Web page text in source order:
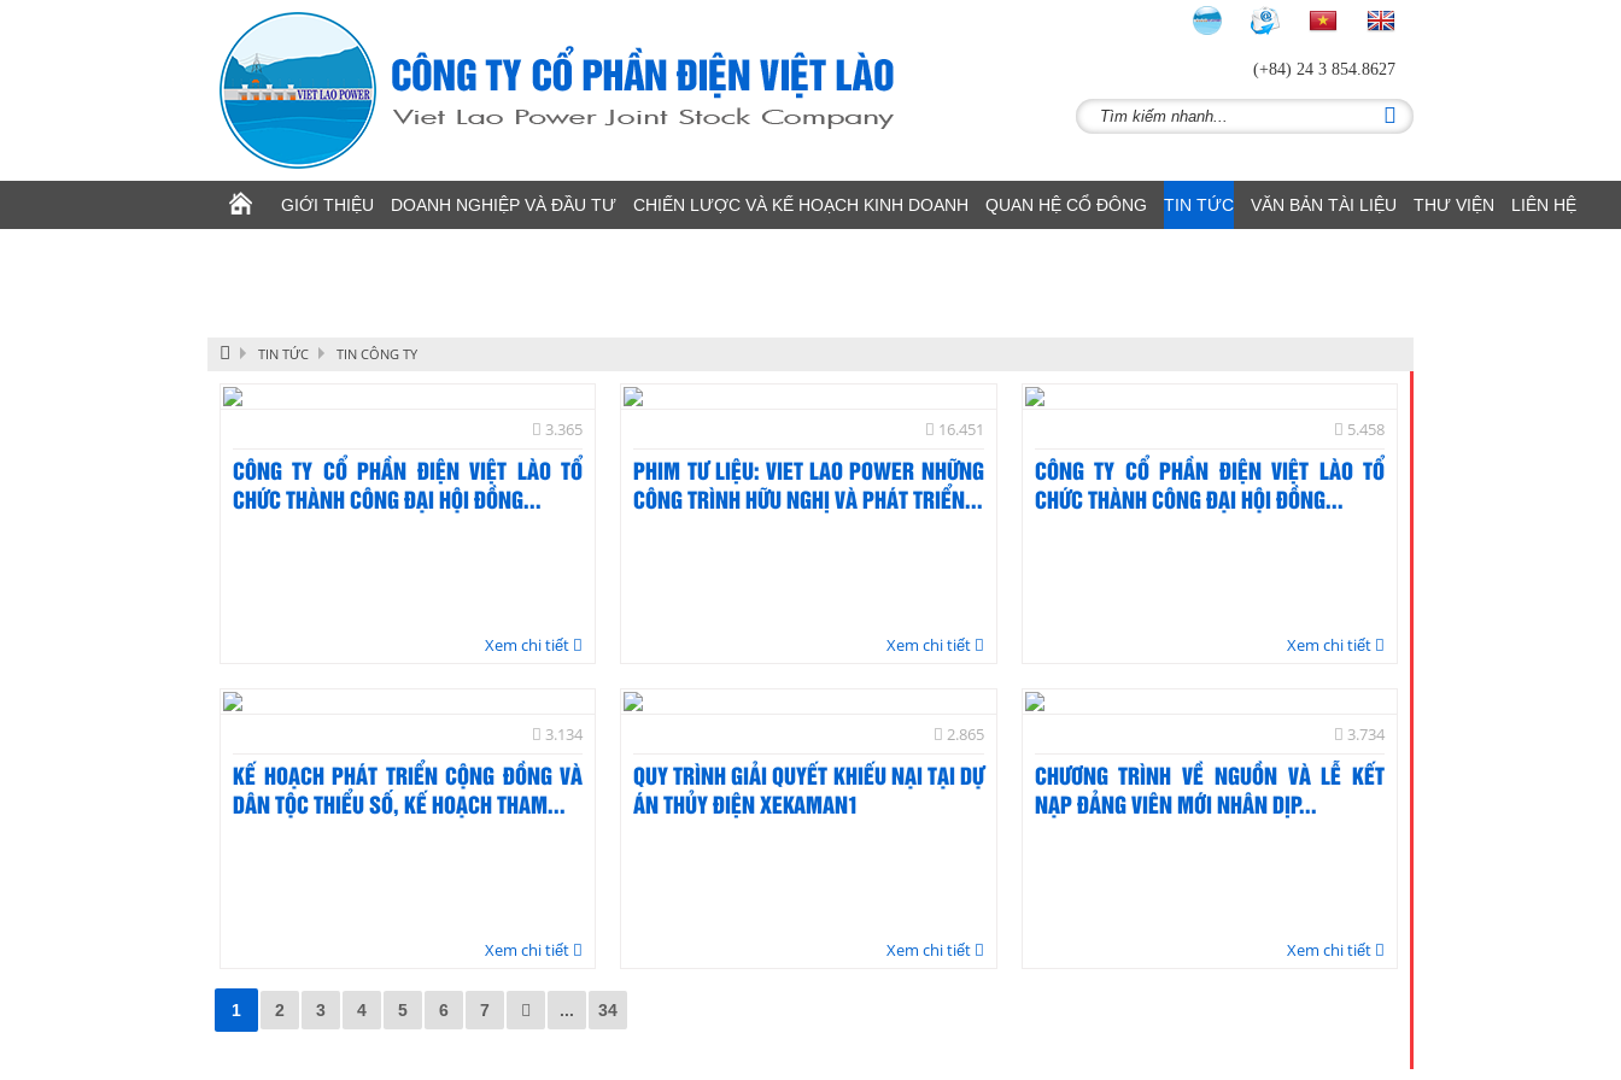
(+84) 24 3 854.8627
GIỚI THIỆU DOANH NGHIỆP VÀ ĐẦU TƯ CHIẾN LƯỢC VÀ KẾ HOẠCH KINH DOANH QUAN HỆ CỔ ĐÔNG TIN TỨC VĂN BẢN TÀI LIỆU THƯ VIỆN LIÊN HỆ
TIN TỨC TIN CÔNG TY
3.365
CÔNG TY CỔ PHẦN ĐIỆN VIỆT LÀO TỔ
CHỨC THÀNH CÔNG ĐẠI HỘI ĐỒNG...
Xem chi tiết
16.451
PHIM TƯ LIỆU: VIET LAO POWER NHỮNG
CÔNG TRÌNH HỮU NGHỊ VÀ PHÁT TRIỂN...
Xem chi tiết
5.458
CÔNG TY CỔ PHẦN ĐIỆN VIỆT LÀO TỔ
CHỨC THÀNH CÔNG ĐẠI HỘI ĐỒNG...
Xem chi tiết
3.134
KẾ HOẠCH PHÁT TRIỂN CỘNG ĐỒNG VÀ
DÂN TỘC THIỂU SỐ, KẾ HOẠCH THAM...
Xem chi tiết
2.865
QUY TRÌNH GIẢI QUYẾT KHIẾU NẠI TẠI DỰ
ÁN THỦY ĐIỆN XEKAMAN1
Xem chi tiết
3.734
CHƯƠNG TRÌNH VỀ NGUỒN VÀ LỄ KẾT
NẠP ĐẢNG VIÊN MỚI NHÂN DỊP...
Xem chi tiết
1 2 3 4 5 6 7 ... 34